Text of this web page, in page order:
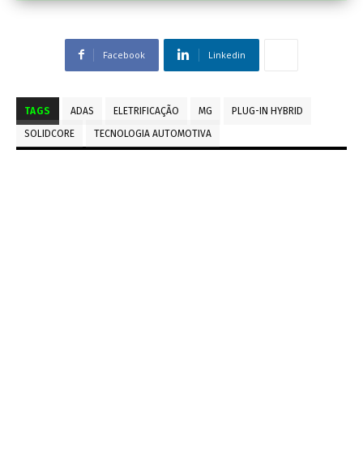
Facebook Linkedin
TAGS ADAS ELETRIFICAÇÃO MG
PLUG-IN HYBRID
SOLIDCORE
TECNOLOGIA AUTOMOTIVA